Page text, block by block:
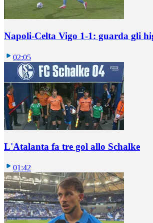
Napoli-Celta Vigo 1-1: guarda gli
02:05
L'Atalanta fa tre gol allo Schalke
01:42